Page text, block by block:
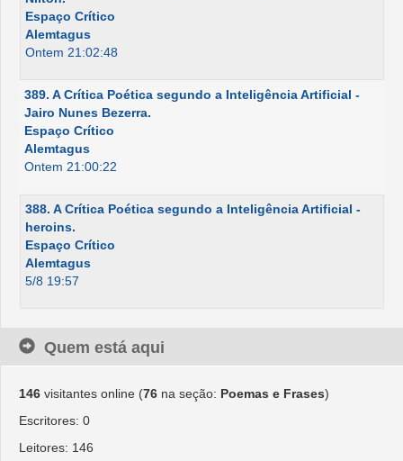
Espaço Crítico
Alemtagus
Ontem 21:02:48
389. A Crítica Poética segundo a Inteligência Artificial -
Jairo Nunes Bezerra.
Espaço Crítico
Alemtagus
Ontem 21:00:22
388. A Crítica Poética segundo a Inteligência Artificial -
heroins.
Espaço Crítico
Alemtagus
5/8 19:57
Quem está aqui
146 visitantes online (76 na seção: Poemas e Frases)
Escritores: 0
Leitores: 146